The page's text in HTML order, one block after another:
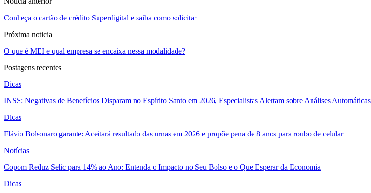
Conheça o cartão de crédito Superdigital e saiba como solicitar
Próxima noticia
O que é MEI e qual empresa se encaixa nessa modalidade?
Postagens recentes
Dicas
INSS: Negativas de Benefícios Disparam no Espírito Santo em 2026, Especialistas Alertam sobre Análises Automáticas
Dicas
Flávio Bolsonaro garante: Aceitará resultado das urnas em 2026 e propõe pena de 8 anos para roubo de celular
Notícias
Copom Reduz Selic para 14% ao Ano: Entenda o Impacto no Seu Bolso e o Que Esperar da Economia
Dicas